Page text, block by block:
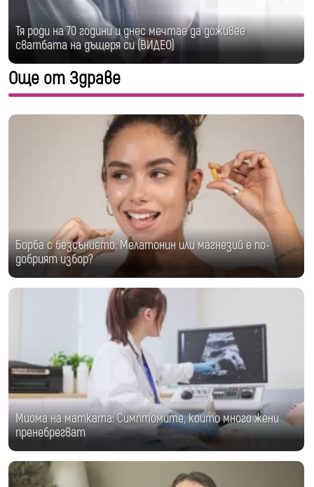
Тя роди на 70 години и днес мечтае да доживее
сватбата на дъщеря си (ВИДЕО)
Още от Здраве
Борба с безсънието: Мелатонин или магнезий е по-
добрият избор?
Миома на матката: Симптомите, които много жени
пренебрегват